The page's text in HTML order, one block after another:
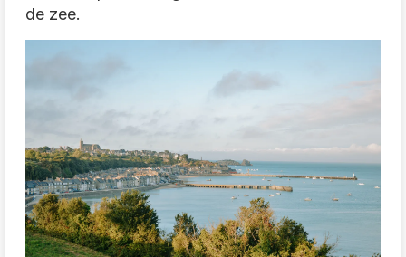
de zee.